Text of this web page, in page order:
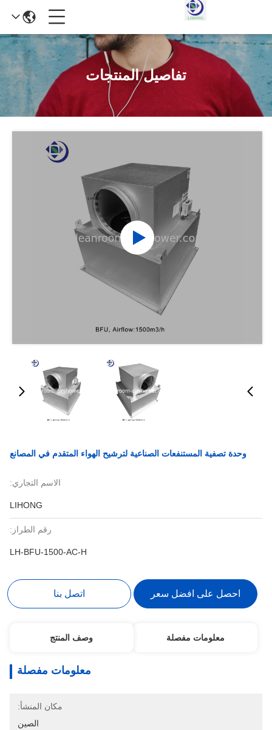
تفاصيل المنتجات
وحدة تصفية المستنفعات الصناعية لترشيح الهواء المتقدم في المصانع
الاسم التجاري:
LIHONG
رقم الطراز:
LH-BFU-1500-AC-H
احصل على افضل سعر اتصل بنا
معلومات مفصلة وصف المنتج
معلومات مفصلة
مكان المنشأ:
الصين